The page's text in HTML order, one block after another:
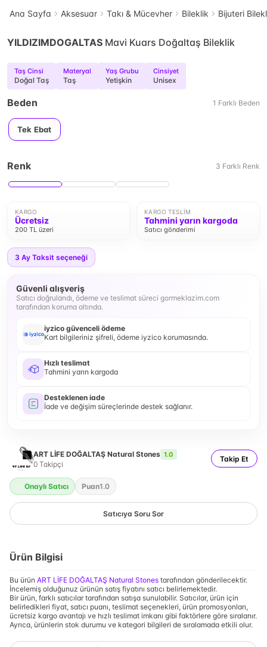
Ana Sayfa Aksesuar Takı & Mücevher Bileklik Bijuteri
YILDIZIMDOGALTAS Mavi Kuars Doğaltaş Bileklik
Taş Cinsi
Doğal Taş
Materyal
Taş
Yaş Grubu
Yetişkin
Cinsiyet
Unisex
Beden 1 Farklı Beden
Tek Ebat
Renk 3 Farklı Renk
KARGO
Ücretsiz
200 TL üzeri
KARGO TESLIM
Tahmini yarın kargoda
Satıcı gönderimi
3 Ay Taksit seçeneği
Güvenli alışveriş
Satıcı doğrulandı, ödeme ve teslimat süreci gormeklazim.com
tarafından koruma altında.
iyzico güvenceli ödeme
Kart bilgileriniz şifreli, ödeme iyzico korumasında.
Hızlı teslimat
Tahmini yarın kargoda
Desteklenen iade
İade ve değişim süreçlerinde destek sağlanır.
ART LİFE DOĞALTAŞ Natural Stones 1.0
0 Takipçi
Takip Et
Onaylı Satıcı Puan1.0
Satıcıya Soru Sor
Ürün Bilgisi
Bu ürün ART LİFE DOĞALTAŞ Natural Stones tarafından gönderilecektir.
İncelemiş olduğunuz ürünün satış fiyatını satıcı belirlemektedir.
Bir ürün, farklı satıcılar tarafından satışa sunulabilir. Satıcılar, ürün için
belirledikleri fiyat, satıcı puanı, teslimat seçenekleri, ürün promosyonları,
ücretsiz kargo avantajı ve hızlı teslimat imkanı gibi faktörlere göre sıralanır.
Ayrıca, ürünlerin stok durumu ve kategori bilgileri de sıralamada etkili olur.